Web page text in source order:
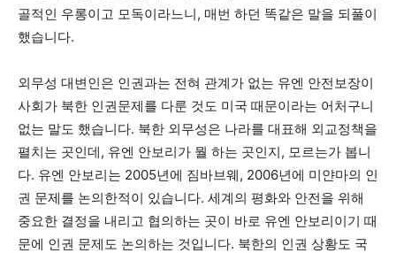
골적인 우롱이고 모독이라느니, 매번 하던 똑같은 말을 되풀이
했습니다.
외무성 대변인은 인권과는 전혀 관계가 없는 유엔 안전보장이
사회가 북한 인권문제를 다룬 것도 미국 때문이라는 어처구니
없는 말도 했습니다. 북한 외무성은 나라를 대표해 외교정책을
펼치는 곳인데, 유엔 안보리가 뭘 하는 곳인지, 모르는가 봅니
다. 유엔 안보리는 2005년에 짐바브웨, 2006년에 미얀마의 인
권 문제를 논의한적이 있습니다. 세계의 평화와 안전을 위해
중요한 결정을 내리고 협의하는 곳이 바로 유엔 안보리이기 때
문에 인권 문제도 논의하는 것입니다. 북한의 인권 상황도 국